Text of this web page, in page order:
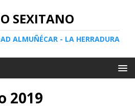
SEXITANO
ALMUÑÉCAR - LA HERRADURA
2019